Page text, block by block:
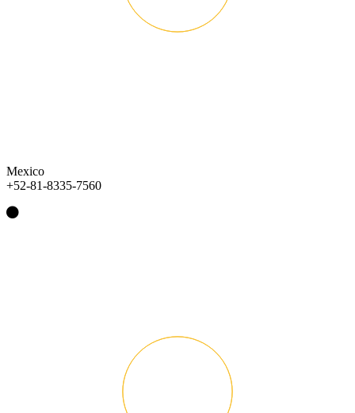
Mexico
+52-81-8335-7560